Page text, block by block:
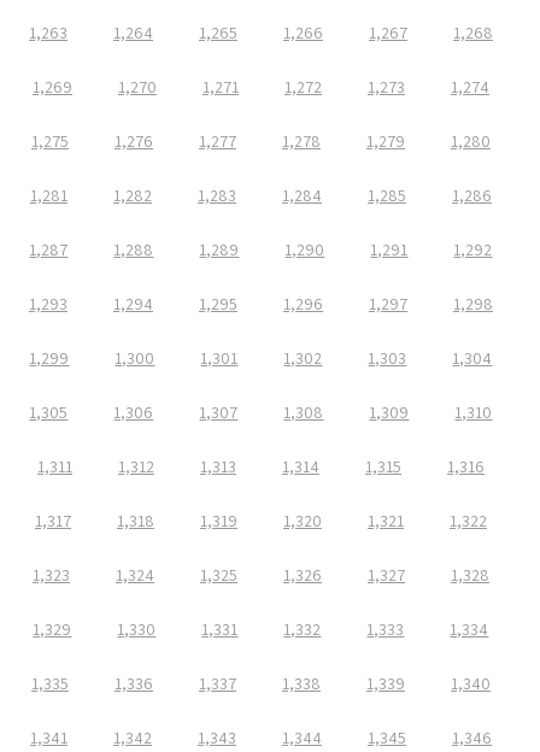
1,263 1,264 1,265 1,266 1,267 1,268
1,269 1,270 1,271 1,272 1,273 1,274
1,275 1,276 1,277 1,278 1,279 1,280
1,281 1,282 1,283 1,284 1,285 1,286
1,287 1,288 1,289 1,290 1,291 1,292
1,293 1,294 1,295 1,296 1,297 1,298
1,299 1,300 1,301 1,302 1,303 1,304
1,305 1,306 1,307 1,308 1,309 1,310
1,311 1,312 1,313 1,314 1,315 1,316
1,317 1,318 1,319 1,320 1,321 1,322
1,323 1,324 1,325 1,326 1,327 1,328
1,329 1,330 1,331 1,332 1,333 1,334
1,335 1,336 1,337 1,338 1,339 1,340
1,341 1,342 1,343 1,344 1,345 1,346